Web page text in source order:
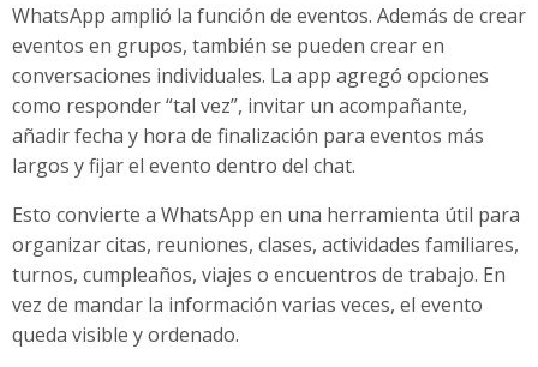
WhatsApp amplió la función de eventos. Además de crear
eventos en grupos, también se pueden crear en
conversaciones individuales. La app agregó opciones
como responder “tal vez”, invitar un acompañante,
añadir fecha y hora de finalización para eventos más
largos y fijar el evento dentro del chat.
Esto convierte a WhatsApp en una herramienta útil para
organizar citas, reuniones, clases, actividades familiares,
turnos, cumpleaños, viajes o encuentros de trabajo. En
vez de mandar la información varias veces, el evento
queda visible y ordenado.